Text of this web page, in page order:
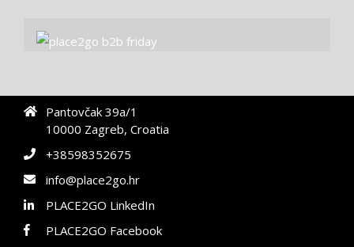
Pantovčak 39a/1
10000 Zagreb, Croatia
+38598352675
info@place2go.hr
PLACE2GO LinkedIn
PLACE2GO Facebook